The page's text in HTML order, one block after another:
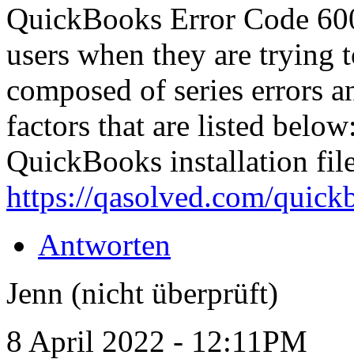
QuickBooks Error Code
users when they are trying
composed of series errors
factors that are listed
QuickBooks installation
https://qasolved.com/
Antworten
Jenn (nicht überprüft)
8 April 2022 - 12:11PM